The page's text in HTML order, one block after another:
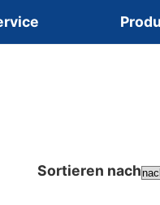
Sortieren nach